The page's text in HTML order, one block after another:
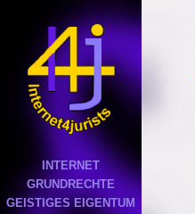
INTERNET
GRUNDRECHTE
GEISTIGES EIGENTUM